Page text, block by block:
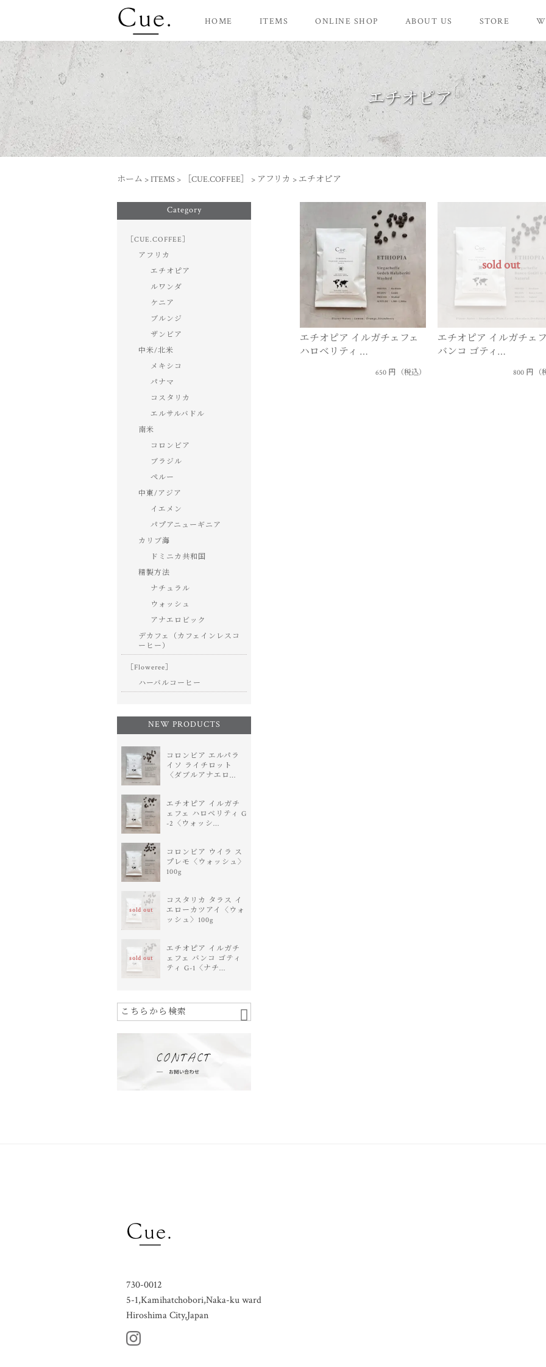
HOME ITEMS ONLINE SHOP ABOUT US STORE
エチオピア
ホーム >ITEMS > ［CUE.COFFEE］ > アフリカ > エチオピア
エチオピア イルガチェフェ
ハロベリティ …
650 円 （税込）
sold out
エチオピア イルガチェ
バンコ ゴティ…
800 円 （
Category
［CUE.COFFEE］
アフリカ
エチオピア
ルワンダ
ケニア
ブルンジ
ザンビア
中米/北米
メキシコ
パナマ
コスタリカ
エルサルバドル
南米
コロンビア
ブラジル
ペルー
中東/アジア
イエメン
パプアニューギニア
カリブ海
ドミニカ共和国
精製方法
ナチュラル
ウォッシュ
アナエロビック
デカフェ（カフェインレスコ
ーヒー）
［Floweree］
ハーバルコーヒー
NEW PRODUCTS
コロンビア エルパラ
イソ ライチロット
〈ダブルアナエロ…
エチオピア イルガチ
ェフェ ハロベリティ G
-2〈ウォッシ…
コロンビア ウイラ ス
プレモ〈ウォッシュ〉
100g
sold out
コスタリカ タラス イ
エローカツアイ〈ウォ
ッシュ〉100g
sold out
エチオピア イルガチ
ェフェ バンコ ゴティ
ティ G-1〈ナチ…
730-0012
5-1,Kamihatchobori,Naka-ku ward
Hiroshima City,Japan